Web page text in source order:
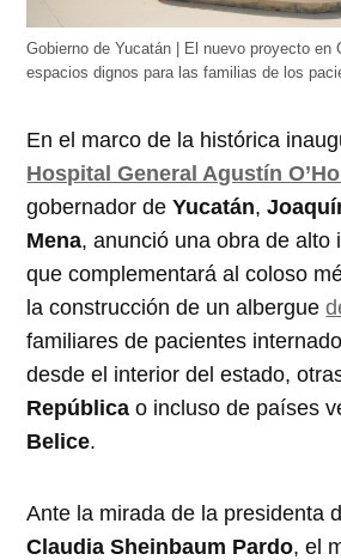
Gobierno de Yucatán | El nuevo proyecto en
espacios dignos para las familias de los
En el marco de la histórica
Hospital General Agustín
gobernador deYucatán,
Mena, anunció una obra de alto
que complementará al coloso
la construcción de un albergue
familiares de pacientes
desde el interior del estado,
República o incluso de países
Belice.
Ante la mirada de la presidenta
Claudia Sheinbaum Pardo, el